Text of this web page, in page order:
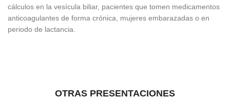
cálculos en la vesícula biliar, pacientes que tomen medicamentos
anticoagulantes de forma crónica, mujeres embarazadas o en
periodo de lactancia.
OTRAS PRESENTACIONES